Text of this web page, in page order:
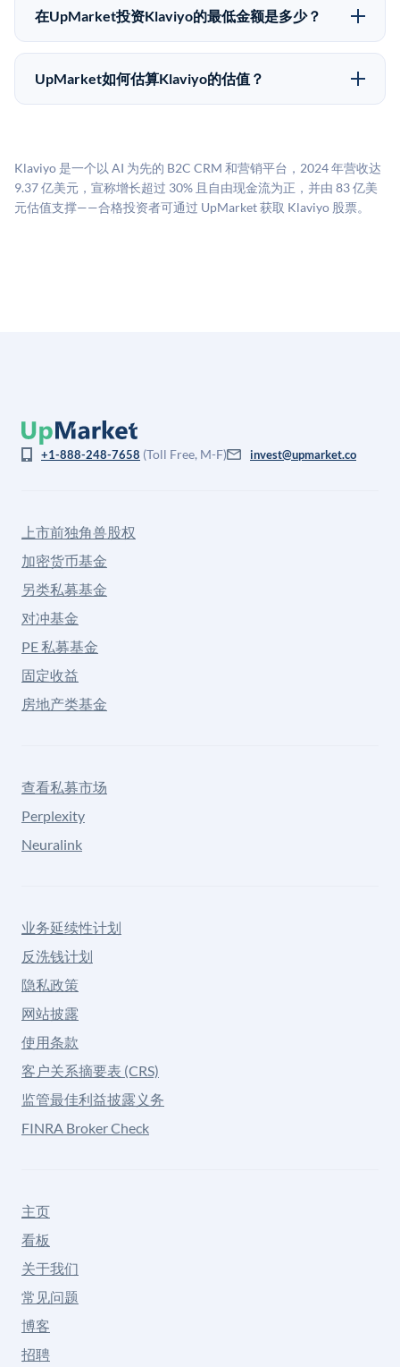
理合规、文件和结算事宜。
售给其他买家，或持有直到公司完成IPO或被收购。两
市场条件。任何退出的时间都是不可预测的，投资者应
做好多年持有的准备。
在UpMarket投资Klaviyo的最低金额是多少？
UpMarket上大多数Pre-IPO产品的最低投资金额为
50,000美元。具体金额可能因产品和股份供应情况而有
UpMarket如何估算Klaviyo的估值？
司可比倍数应用私有公司折扣，以反映流动性不足和信
息不对称。此估值不构成投资建议，可能与实际交易价
Klaviyo 是一个以 AI 为先的 B2C CRM 和营销平台，2024 年营收达
9.37 亿美元，宣称增长超过 30% 且自由现金流为正，并由 83 亿美
元估值支撑——合格投资者可通过 UpMarket 获取 Klaviyo 股票。
+1-888-248-7658 (Toll Free, M-F) invest@upmarket.co
上市前独角兽股权
加密货币基金
另类私募基金
对冲基金
PE 私募基金
固定收益
房地产类基金
查看私募市场
Perplexity
Neuralink
业务延续性计划
反洗钱计划
隐私政策
网站披露
使用条款
客户关系摘要表 (CRS)
监管最佳利益披露义务
FINRA Broker Check
主页
看板
关于我们
常见问题
博客
招聘